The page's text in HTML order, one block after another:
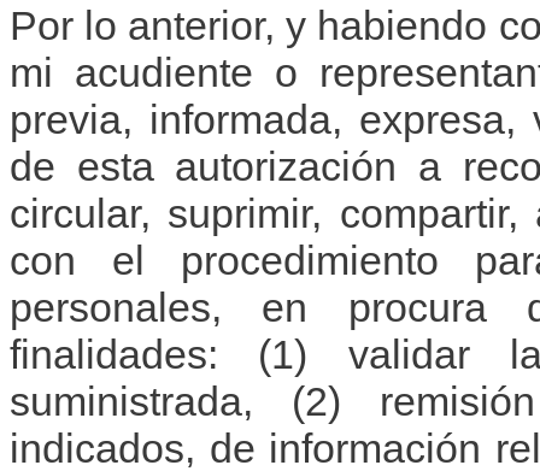
Por lo anterior, y habiendo
mi acudiente o
previa, informada,
de esta autorización a
circular, suprimir,
con el procedimiento
personales, en
finalidades: (1) validar
suministrada, (2)
indicados, de información